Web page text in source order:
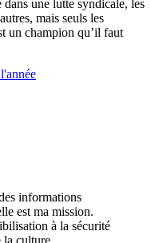
une lutte syndicale, les
mais seuls les
un champion qu’il faut
informations
est ma mission.
à la sécurité
la culture.